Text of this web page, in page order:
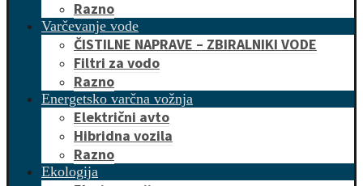
Razno
Varčevanje vode
ČISTILNE NAPRAVE – ZBIRALNIKI VODE
Filtri za vodo
Razno
Energetsko varčna vožnja
Električni avto
Hibridna vozila
Razno
Ekologija